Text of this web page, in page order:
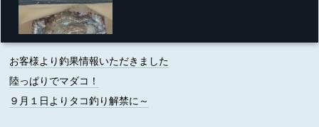
お客様より釣果情報いただきました
陸っぱりでマダコ！
９月１日よりタコ釣り解禁に～